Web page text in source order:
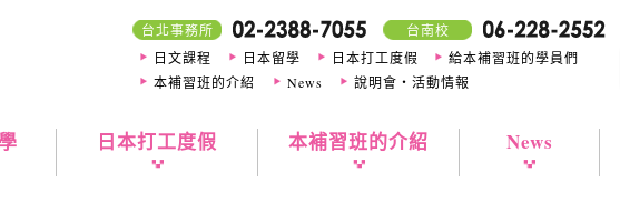
台南校
台北事務所
日文課程
日本留學 日本打工度假
給本補習班的學員們
本補習班的介紹
News 說明會・活動情報
日本打工度假 本補習班的介紹 News